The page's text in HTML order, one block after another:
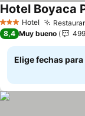
3 Estrellas
Hotel
Hotel Boyaca
8,4 Muy bueno 499
Elige fechas